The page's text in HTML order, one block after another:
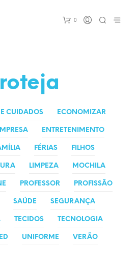
0
E CUIDADOS ECONOMIZAR
ENTRETENIMENTO
FÉRIAS FILHOS
LIMPEZA MOCHILA
PROFESSOR PROFISSÃO
SAÚDE SEGURANÇA
TECIDOS TECNOLOGIA
UNIFORME VERÃO